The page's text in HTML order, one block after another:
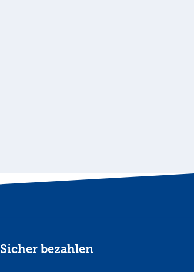
Sicher bezahlen